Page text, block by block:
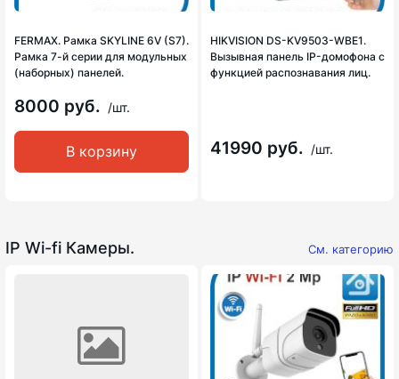
FERMAX. Рамка SKYLINE 6V (S7).
Рамка 7-й серии для модульных
(наборных) панелей.
8000 руб. /шт.
В корзину
HIKVISION DS-KV9503-WBE1.
Вызывная панель IP-домофона с
функцией распознавания лиц.
41990 руб. /шт.
IP Wi-fi Камеры. См. категорию